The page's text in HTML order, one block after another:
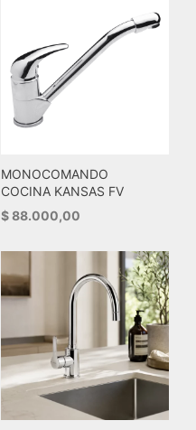
MONOCOMANDO
COCINA KANSAS FV
$88.000,00